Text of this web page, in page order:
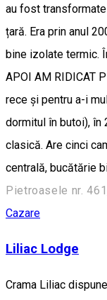
au fost
țară. Era prin anul
bine izolate termic.
APOI AM RIDICAT
rece și pentru a-i
dormitul în butoi), în
clasică. Are cinci
centrală, bucătărie
Pietroasele nr.
Cazare
Liliac Lodge
Crama Liliac